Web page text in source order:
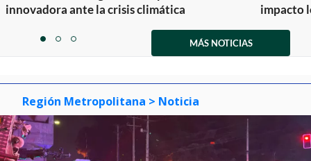
innovadora ante la crisis climática
impacto
itemitemitem
MÁS NOTICIAS
Región Metropolitana > Noticia